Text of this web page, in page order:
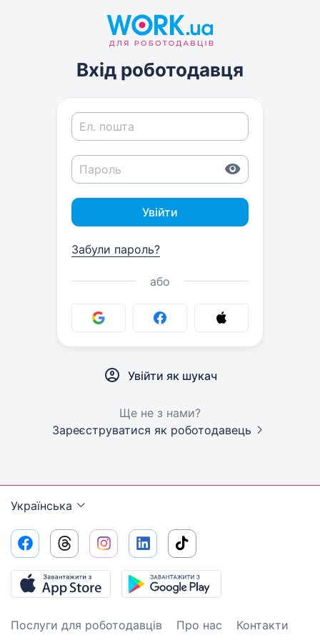
Вхід роботодавця
Увійти
Забули пароль?
або
Увійти як шукач
Ще не з нами?
Зареєструватися як роботодавець
Українська
Послуги для роботодавців Про нас
Контакти